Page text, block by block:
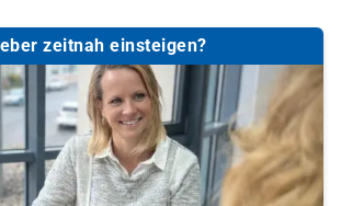
zeitnah einsteigen?